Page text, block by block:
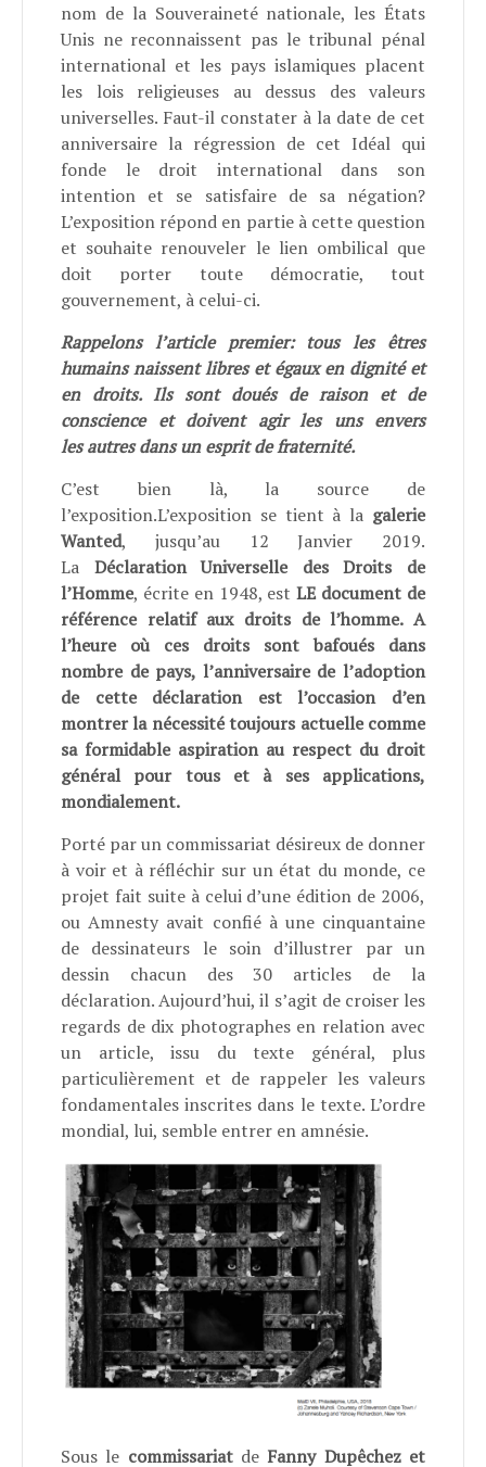
nom de la Souveraineté nationale, les États
Unis ne reconnaissent pas le tribunal pénal
international et les pays islamiques placent
les lois religieuses au dessus des valeurs
universelles. Faut-il constater à la date de cet
anniversaire la régression de cet Idéal qui
fonde le droit international dans son
intention et se satisfaire de sa négation?
L’exposition répond en partie à cette question
et souhaite renouveler le lien ombilical que
doit porter toute démocratie, tout
gouvernement, à celui-ci.
Rappelons l’article premier: tous les êtres
humains naissent libres et égaux en dignité et
en droits. Ils sont doués de raison et de
conscience et doivent agir les uns envers
les autres dans un esprit de fraternité.
C’est bien là, la source de
l’exposition.L’exposition se tient à la galerie
Wanted, jusqu’au 12 Janvier 2019.
La Déclaration Universelle des Droits de
l’Homme, écrite en 1948, estLE document de
référence relatif aux droits de l’homme. A
l’heure où ces droits sont bafoués dans
nombre de pays, l’anniversaire de l’adoption
de cette déclaration est l’occasion d’en
montrer la nécessité toujours actuelle comme
sa formidable aspiration au respect du droit
général pour tous et à ses applications,
mondialement.
Porté par un commissariat désireux de donner
à voir et à réfléchir sur un état du monde, ce
projet fait suite à celui d’une édition de 2006,
ou Amnesty avait confié à une cinquantaine
de dessinateurs le soin d’illustrer par un
dessin chacun des 30 articles de la
déclaration. Aujourd’hui, il s’agit de croiser les
regards de dix photographes en relation avec
un article, issu du texte général, plus
particulièrement et de rappeler les valeurs
fondamentales inscrites dans le texte. L’ordre
mondial, lui, semble entrer en amnésie.
Sous le commissariat deFanny Dupêchez et